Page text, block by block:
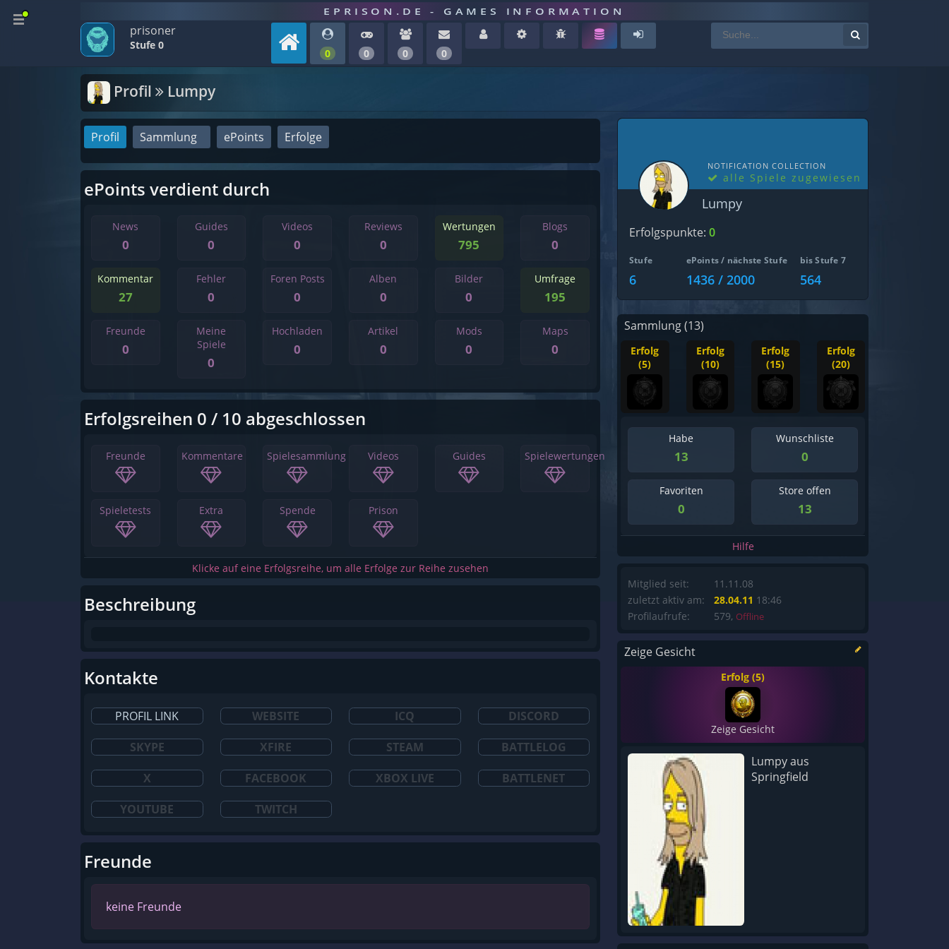
EPRISON.DE - GAMES INFORMATION
prisoner
Stufe 0
0 0 0 0
Profil Lumpy
Profil Sammlung ePoints Erfolge
ePoints verdient durch
News
0
Guides
0
Videos
0
Reviews
0
Wertungen
795
Blogs
0
Kommentar
27
Fehler
0
Foren Posts
0
Alben
0
Bilder
0
Umfrage
195
Freunde
0
Meine
Spiele
0
Hochladen
0
Artikel
0
Mods
0
Maps
0
Erfolgsreihen 0 / 10 abgeschlossen
Freunde Kommentare Spielesammlung Videos Guides Spielewertungen
Spieletests Extra Spende Prison
Klicke auf eine Erfolgsreihe, um alle Erfolge zur Reihe zusehen
Beschreibung
Kontakte
PROFIL LINK WEBSITE ICQ
DISCORD
SKYPE
XFIRE STEAM
BATTLELOG
X
FACEBOOK XBOX LIVE
BATTLENET
YOUTUBE
TWITCH
Freunde
keine Freunde
NOTIFICATION COLLECTION
alle Spiele zugewiesen
Lumpy
Erfolgspunkte: 0
Stufe
6
ePoints / nächste Stufe
1436 / 2000
bis Stufe 7
564
Sammlung (13)
Erfolg
(5)
Erfolg
(10)
Erfolg
(15)
Erfolg
(20)
Habe
13
Wunschliste
0
Favoriten
0
Store offen
13
Hilfe
Mitglied seit:
zuletzt aktiv am:
Profilaufrufe:
11.11.08
28.04.11 18:46
579, Offline
Zeige Gesicht
Erfolg (5)
Zeige Gesicht
Lumpy aus
Springfield